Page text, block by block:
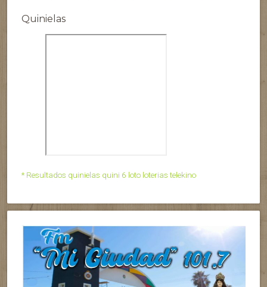
Quinielas
* Resultados quinielas quini 6 loto loterias telekino